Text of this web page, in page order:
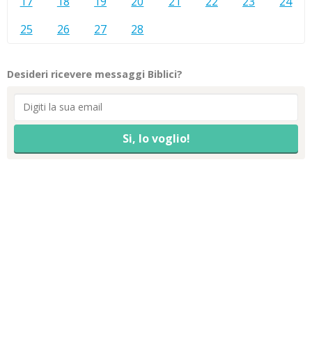
25
26 27 28
Desideri ricevere messaggi Biblici?